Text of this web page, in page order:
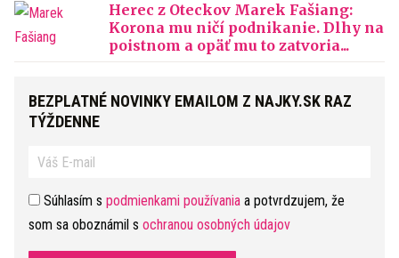
Herec z Oteckov Marek Fašiang:
Korona mu ničí podnikanie. Dlhy na
poistnom a opäť mu to zatvoria...
BEZPLATNÉ NOVINKY EMAILOM Z NAJKY.SK RAZ
TÝŽDENNE
Súhlasím s podmienkami používania a potvrdzujem, že
som sa oboznámil s ochranou osobných údajov